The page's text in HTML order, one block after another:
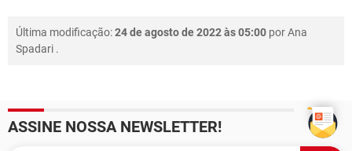
Última modificação:24 de agosto de 2022 às 05:00 porAna
Spadari .
ASSINE NOSSA NEWSLETTER!